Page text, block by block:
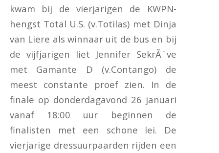
kwam bij de vierjarigen de KWPN-
hengst Total U.S. (v.Totilas) met Dinja
van Liere als winnaar uit de bus en bij
de vijfjarigen liet Jennifer SekrÃ¨ve
met Gamante D (v.Contango) de
meest constante proef zien. In de
finale op donderdagavond 26 januari
vanaf 18:00 uur beginnen de
finalisten met een schone lei. De
vierjarige dressuurpaarden rijden een